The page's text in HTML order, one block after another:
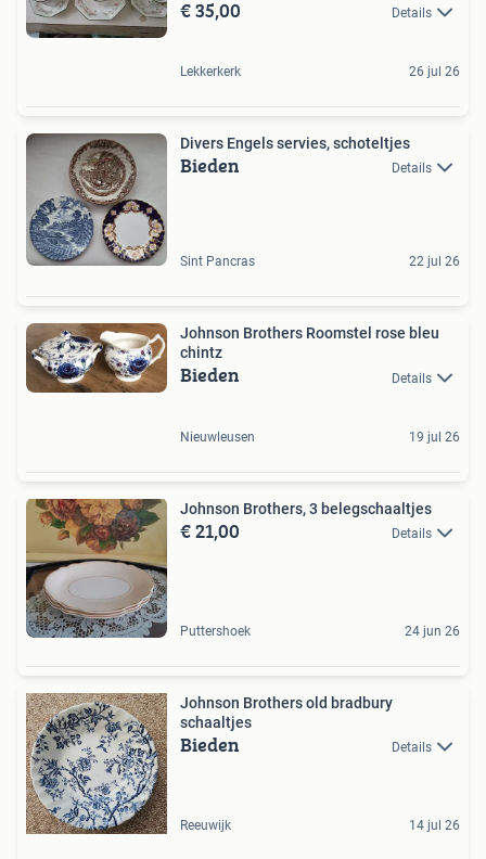
€ 35,00 Details
Lekkerkerk 26 jul 26
Divers Engels servies, schoteltjes
Bieden Details
Sint Pancras 22 jul 26
Johnson Brothers Roomstel rose bleu
chintz
Bieden Details
Nieuwleusen 19 jul 26
Johnson Brothers, 3 belegschaaltjes
€ 21,00 Details
Puttershoek 24 jun 26
Johnson Brothers old bradbury
schaaltjes
Bieden Details
Reeuwijk 14 jul 26